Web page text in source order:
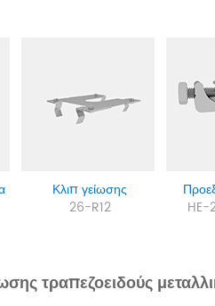
Κλιπ γείωσης
26-R12
HE-
τραπεζοειδούς